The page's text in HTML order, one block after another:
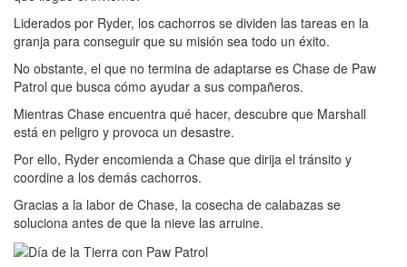
Liderados por Ryder, los cachorros se dividen las tareas en la
granja para conseguir que su misión sea todo un éxito.
No obstante, el que no termina de adaptarse es Chase de Paw
Patrol que busca cómo ayudar a sus compañeros.
Mientras Chase encuentra qué hacer, descubre que Marshall
está en peligro y provoca un desastre.
Por ello, Ryder encomienda a Chase que dirija el tránsito y
coordine a los demás cachorros.
Gracias a la labor de Chase, la cosecha de calabazas se
soluciona antes de que la nieve las arruine.